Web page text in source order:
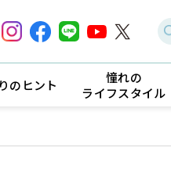
のヒント
憧れの
ライフスタイル